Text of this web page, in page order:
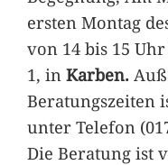
ersten Montag
von 14 bis 15
1, in Karben.
Beratungszeiten
unter Telefon
Die Beratung ist